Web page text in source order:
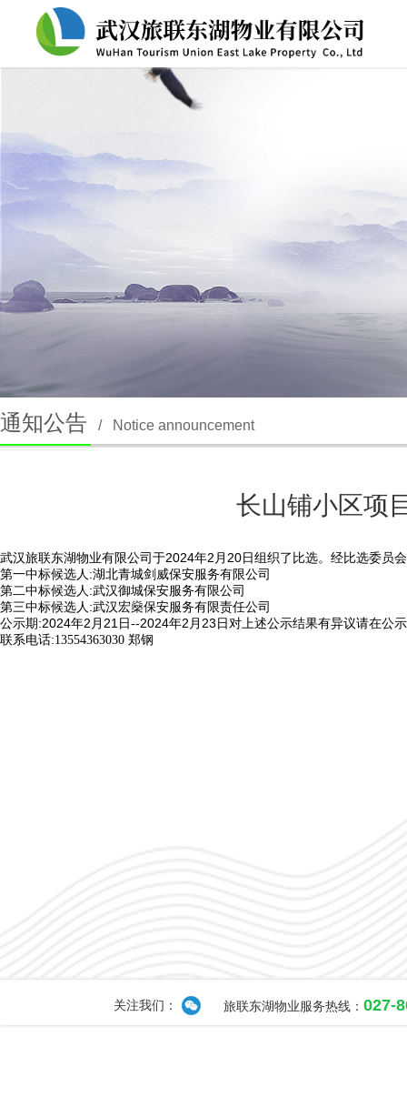
通知公告 / Notice announcement
长山铺小区项
武汉旅联东湖物业有限公司于2024年2月20日组织了比选。经比选委员
第一中标候选人:湖北青城剑威保安服务有限公司
第二中标候选人:武汉御城保安服务有限公司
第三中标候选人:武汉宏燊保安服务有限责任公司
公示期:2024年2月21日--2024年2月23日对上述公示结果有异议请在公
联系电话:13554363030 郑钢
关注我们： 旅联东湖物业服务热线： 027-